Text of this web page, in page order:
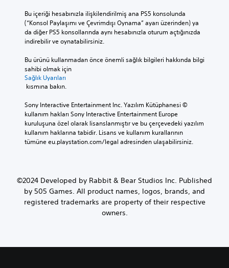
Bu içeriği hesabınızla ilişkilendirilmiş ana PS5 konsolunda
(“Konsol Paylaşımı ve Çevrimdışı Oynama” ayarı üzerinden) ya
da diğer PS5 konsollarında aynı hesabınızla oturum açtığınızda
indirebilir ve oynatabilirsiniz.
Bu ürünü kullanmadan önce önemli sağlık bilgileri hakkında bilgi
sahibi olmak için
Sağlık Uyarıları
kısmına bakın.
Sony Interactive Entertainment Inc. Yazılım Kütüphanesi ©
kullanım hakları Sony Interactive Entertainment Europe
kuruluşuna özel olarak lisanslanmıştır ve bu çerçevedeki yazılım
kullanım haklarına tabidir. Lisans ve kullanım kurallarının
tümüne eu.playstation.com/legal adresinden ulaşabilirsiniz.
©2024 Developed by Rabbit & Bear Studios Inc. Published
by 505 Games. All product names, logos, brands, and
registered trademarks are property of their respective
owners.